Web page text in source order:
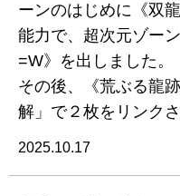
ーンのはじめに《双
能力で、超次元ゾー
=W》を出しました。
その後、《荒ぶる龍
解」で２枚をリンク
2025.10.17